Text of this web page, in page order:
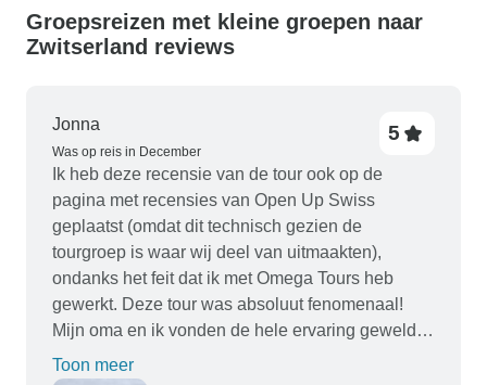
Groepsreizen met kleine groepen naar
Zwitserland reviews
Jonna
Was op reis in December
5
Ik heb deze recensie van de tour ook op de
pagina met recensies van Open Up Swiss
geplaatst (omdat dit technisch gezien de
tourgroep is waar wij deel van uitmaakten),
ondanks het feit dat ik met Omega Tours heb
gewerkt. Deze tour was absoluut fenomenaal!
Mijn oma en ik vonden de hele ervaring geweldig!
Het tourbedrijf was geweldig en zo gemakkelijk
Toon meer